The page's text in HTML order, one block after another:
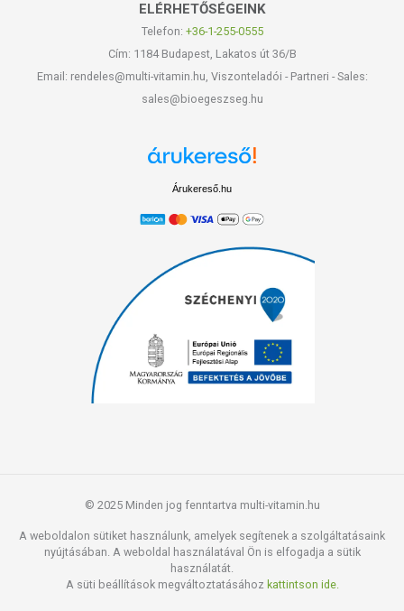
ELÉRHETŐSÉGEINK
Telefon: +36-1-255-0555
Cím: 1184 Budapest, Lakatos út 36/B
Email: rendeles@multi-vitamin.hu, Viszonteladói - Partneri - Sales:
sales@bioegeszseg.hu
Árukereső.hu
© 2025 Minden jog fenntartva multi-vitamin.hu
A weboldalon sütiket használunk, amelyek segítenek a szolgáltatásaink
nyújtásában. A weboldal használatával Ön is elfogadja a sütik
használatát.
A süti beállítások megváltoztatásához kattintson ide.